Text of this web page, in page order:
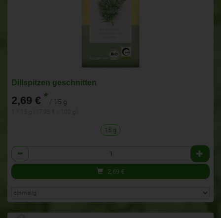
Dillspitzen geschnitten
2,69 € * / 15 g
15 g
Anzahl
2,69 €